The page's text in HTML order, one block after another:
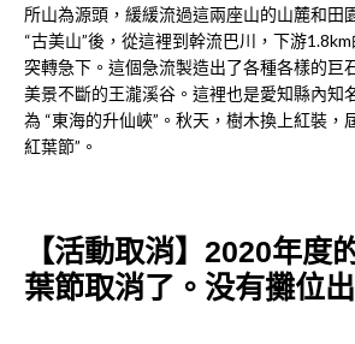
所山為源頭，緩緩流過這兩座山的山麓和田
“古美山”後，從這裡到幹流巴川，下游
突轉急下。這個急流製造出了各種各樣的巨
美景不斷的王瀧溪谷。這裡也是愛知縣內知
為 “東海的升仙峽”。秋天，樹木換上紅裝，
紅葉節”。
【活動取消】2020年度
葉節取消了。没有攤位